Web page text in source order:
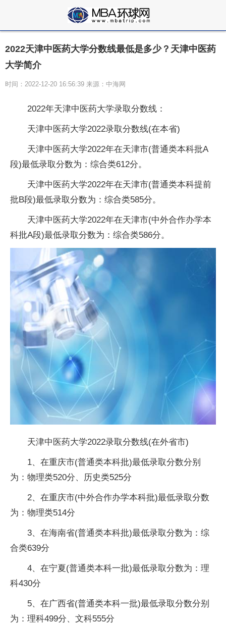
2022天津中医药大学分数线最低是多少？天津中医药
大学简介
时间：2022-12-20 16:56:39 来源：中海网
2022年天津中医药大学录取分数线：
天津中医药大学2022录取分数线(在本省)
天津中医药大学2022年在天津市(普通类本科批A
段)最低录取分数为：综合类612分。
天津中医药大学2022年在天津市(普通类本科提前
批B段)最低录取分数为：综合类585分。
天津中医药大学2022年在天津市(中外合作办学本
科批A段)最低录取分数为：综合类586分。
天津中医药大学2022录取分数线(在外省市)
1、在重庆市(普通类本科批)最低录取分数分别
为：物理类520分、历史类525分
2、在重庆市(中外合作办学本科批)最低录取分数
为：物理类514分
3、在海南省(普通类本科批)最低录取分数为：综
合类639分
4、在宁夏(普通类本科一批)最低录取分数为：理
科430分
5、在广西省(普通类本科一批)最低录取分数分别
为：理科499分、文科555分